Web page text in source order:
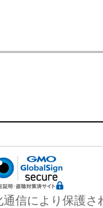
信により保護さ